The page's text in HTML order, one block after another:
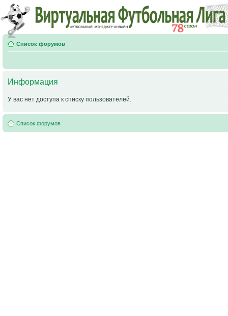
Список форумов
Информация
У вас нет доступа к списку пользователей.
Список форумов